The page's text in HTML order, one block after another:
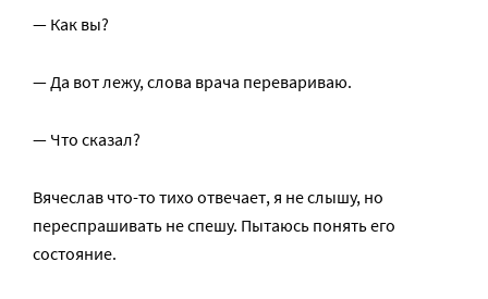
— Как вы?
— Да вот лежу, слова врача перевариваю.
— Что сказал?
Вячеслав что-то тихо отвечает, я не слышу, но
переспрашивать не спешу. Пытаюсь понять его
состояние.